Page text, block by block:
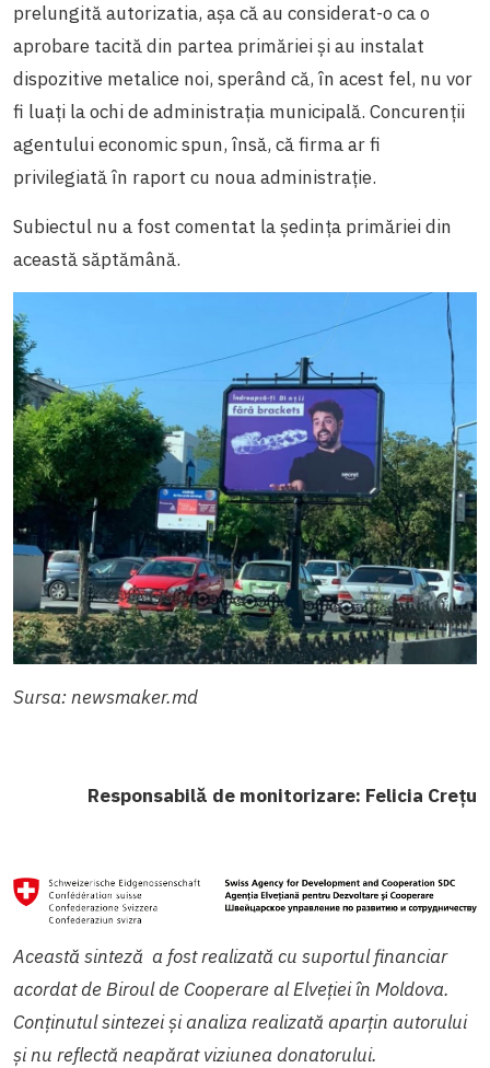
prelungită autorizatia, așa că au considerat-o ca o
aprobare tacită din partea primăriei și au instalat
dispozitive metalice noi, sperând că, în acest fel, nu vor
fi luați la ochi de administrația municipală. Concurenții
agentului economic spun, însă, că firma ar fi
privilegiată în raport cu noua administrație.
Subiectul nu a fost comentat la ședința primăriei din
această săptămână.
Sursa: newsmaker.md
Responsabilă de monitorizare: Felicia Crețu
Această sinteză a fost realizată cu suportul financiar
acordat de Biroul de Cooperare al Elveției în Moldova.
Conținutul sintezei și analiza realizată aparțin autorului
și nu reflectă neapărat viziunea donatorului.